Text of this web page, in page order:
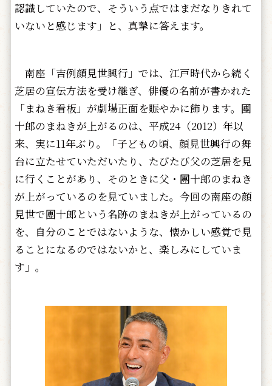
認識していたので、そういう点ではまだなりきれて
いないと感じます」と、真摯に答えます。
南座「吉例顔見世興行」では、江戸時代から続く
芝居の宣伝方法を受け継ぎ、俳優の名前が書かれた
「まねき看板」が劇場正面を賑やかに飾ります。團
十郎のまねきが上がるのは、平成24（2012）年以
来、実に11年ぶり。「子どもの頃、顔見世興行の舞
台に立たせていただいたり、たびたび父の芝居を見
に行くことがあり、そのときに父・團十郎のまねき
が上がっているのを見ていました。今回の南座の顔
見世で團十郎という名跡のまねきが上がっているの
を、自分のことではないような、懐かしい感覚で見
ることになるのではないかと、楽しみにしていま
す」。